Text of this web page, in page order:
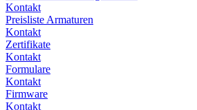
Kontakt
Preisliste Armaturen
Kontakt
Zertifikate
Kontakt
Formulare
Kontakt
Firmware
Kontakt